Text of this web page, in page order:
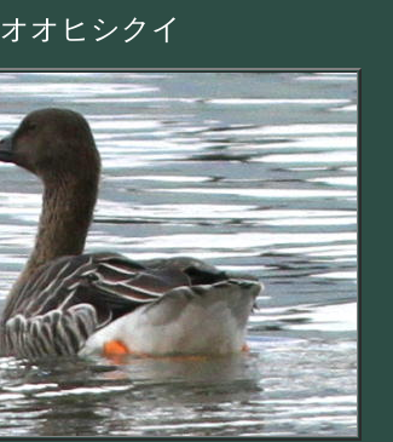
オオヒシクイ